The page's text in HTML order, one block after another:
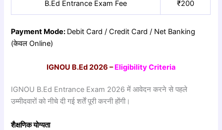
B.Ed Entrance Exam Fee ₹200
Payment Mode: Debit Card / Credit Card / Net Banking
(केवल Online)
IGNOU B.Ed 2026 –Eligibility Criteria
IGNOU B.Ed Entrance Exam 2026 में आवेदन करने से पहले
उम्मीदवारों को नीचे दी गई शर्तें पूरी करनी होंगी।
शैक्षणिकयोग्यता